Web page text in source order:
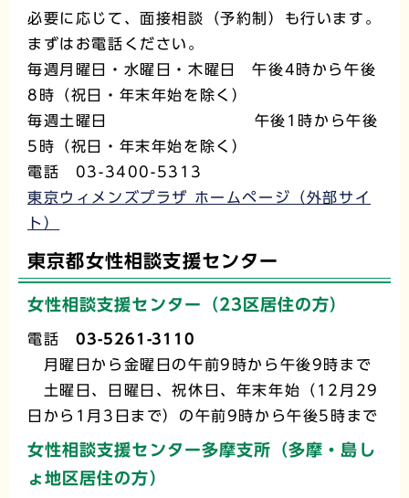
必要に応じて、面接相談（予約制）も行います。
まずはお電話ください。
毎週月曜日・水曜日・木曜日 午後4時から午後
8時（祝日・年末年始を除く）
毎週土曜日 午後1時から午後
5時（祝日・年末年始を除く）
電話 03-3400-5313
東京ウィメンズプラザ ホームページ（外部サイ
ト）
東京都女性相談支援センター
女性相談支援センター （23区居住の方）
電話 03-5261-3110
月曜日から金曜日の午前9時から午後9時まで
土曜日、日曜日、祝休日、年末年始（12月29
日から1月3日まで）の午前9時から午後5時まで
女性相談支援センター多摩支所 （多摩・島し
ょ地区居住の方）